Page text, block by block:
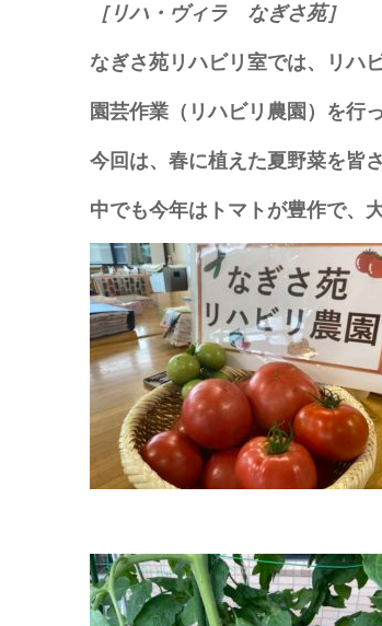
［リハ・ヴィラ なぎさ苑］
なぎさ苑リハビリ室では、リハ
園芸作業（リハビリ農園）を行
今回は、春に植えた夏野菜を皆
中でも今年はトマトが豊作で、